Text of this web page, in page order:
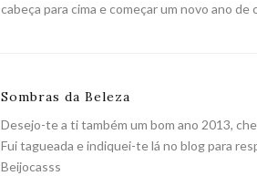
cabeça para cima e começar um novo ano
Sombras da Beleza
Desejo-te a ti também um bom ano 2013,
Fui tagueada e indiquei-te lá no blog para
Beijocasss